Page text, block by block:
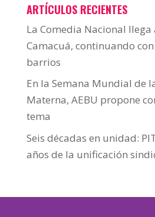
ARTÍCULOS RECIENTES
La Comedia Nacional llega
Camacuá, continuando
barrios
En la Semana Mundial de
Materna, AEBU propone
tema
Seis décadas en unidad:
años de la unificación